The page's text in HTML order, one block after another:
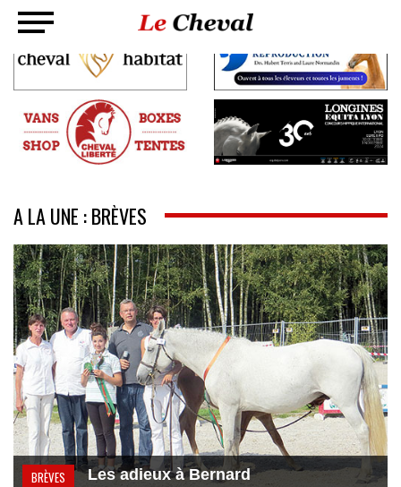
A LA UNE : BRÈVES
BRÈVES Les adieux à Bernard